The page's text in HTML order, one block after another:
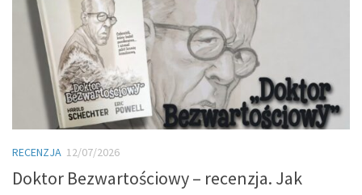
RECENZJA 12/07/2026
Doktor Bezwartościowy – recenzja. Jak